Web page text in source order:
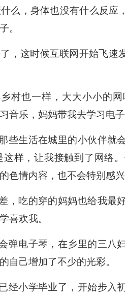
么，身体也没有什么反应
。
，这时候互联网开始飞速
村也一样，大大小小的
音乐，妈妈带我去学习电
些生活在城里的小伙伴就
样，让我接触到了网络
色情内容，也不会特别感兴
，吃的穿的妈妈也给我最
喜欢我。
弹电子琴，在乡里的三八
自己增加了不少的光彩。
经小学毕业了，开始步入